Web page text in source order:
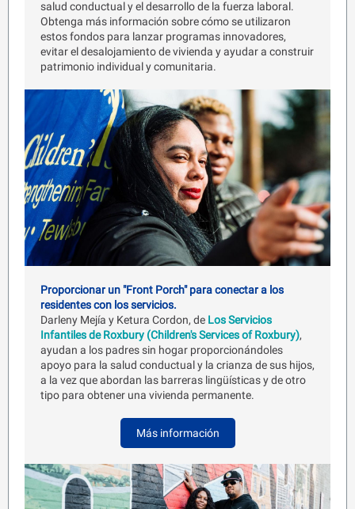
salud conductual y el desarrollo de la fuerza laboral.
Obtenga más información sobre cómo se utilizaron
estos fondos para lanzar programas innovadores,
evitar el desalojamiento de vivienda y ayudar a construir
patrimonio individual y comunitaria.
Proporcionar un "Front Porch" para conectar a los
residentes con los servicios.
Darleny Mejía y Ketura Cordon, de Los Servicios
Infantiles de Roxbury (Children's Services of Roxbury),
ayudan a los padres sin hogar proporcionándoles
apoyo para la salud conductual y la crianza de sus hijos,
a la vez que abordan las barreras lingüísticas y de otro
tipo para obtener una vivienda permanente.
Más información